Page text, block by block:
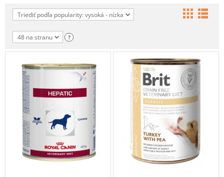
Triediť podľa popularity: vysoká - nízka
48 na stranu ?